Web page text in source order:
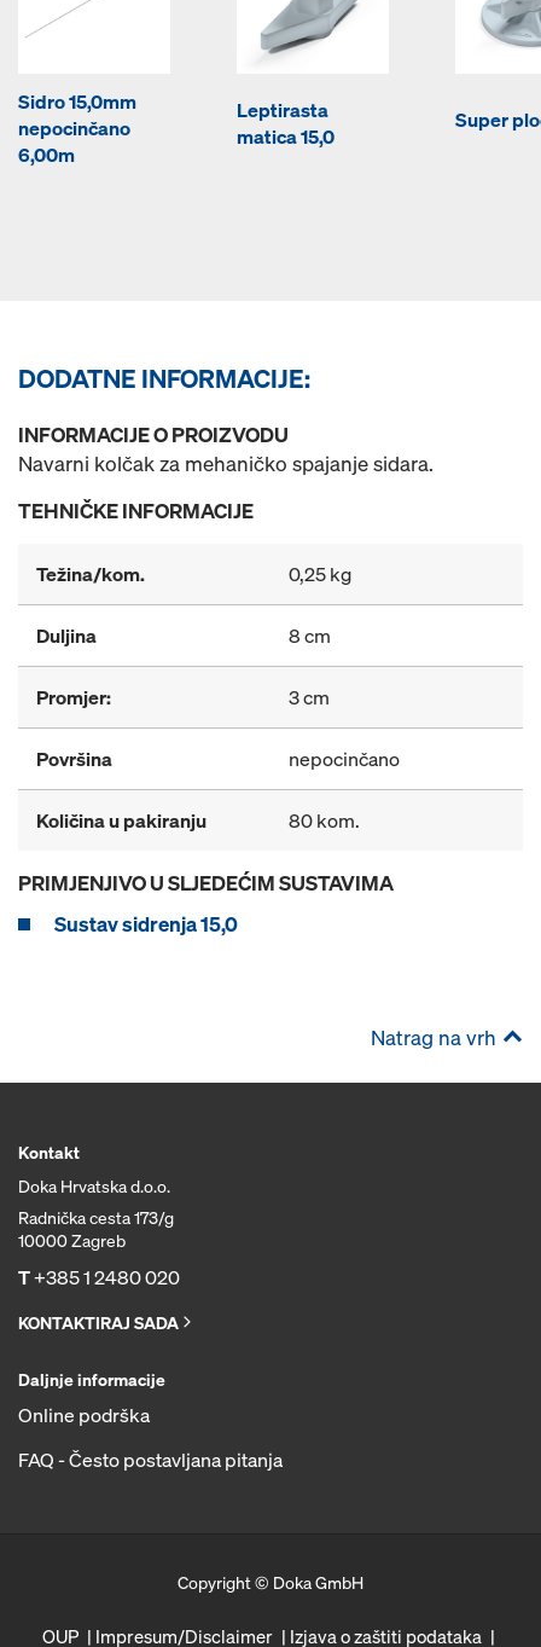
Sidro 15,0mm
nepocinčano
6,00m
Leptirasta
matica 15,0
Super
DODATNE INFORMACIJE:
INFORMACIJE O PROIZVODU
Navarni kolčak za mehaničko spajanje sidara.
TEHNIČKE INFORMACIJE
Težina/kom. 0,25 kg
Duljina 8 cm
Promjer: 3 cm
Površina nepocinčano
Količina u pakiranju 80 kom.
PRIMJENJIVO U SLJEDEĆIM SUSTAVIMA
Sustav sidrenja 15,0
Natrag na vrh
Kontakt
Doka Hrvatska d.o.o.
Radnička cesta 173/g
10000 Zagreb
T+385 1 2480 020
KONTAKTIRAJ SADA
Daljnje informacije
Online podrška
FAQ - Često postavljana pitanja
Copyright © Doka GmbH
OUP Impresum/Disclaimer Izjava o zaštiti podataka